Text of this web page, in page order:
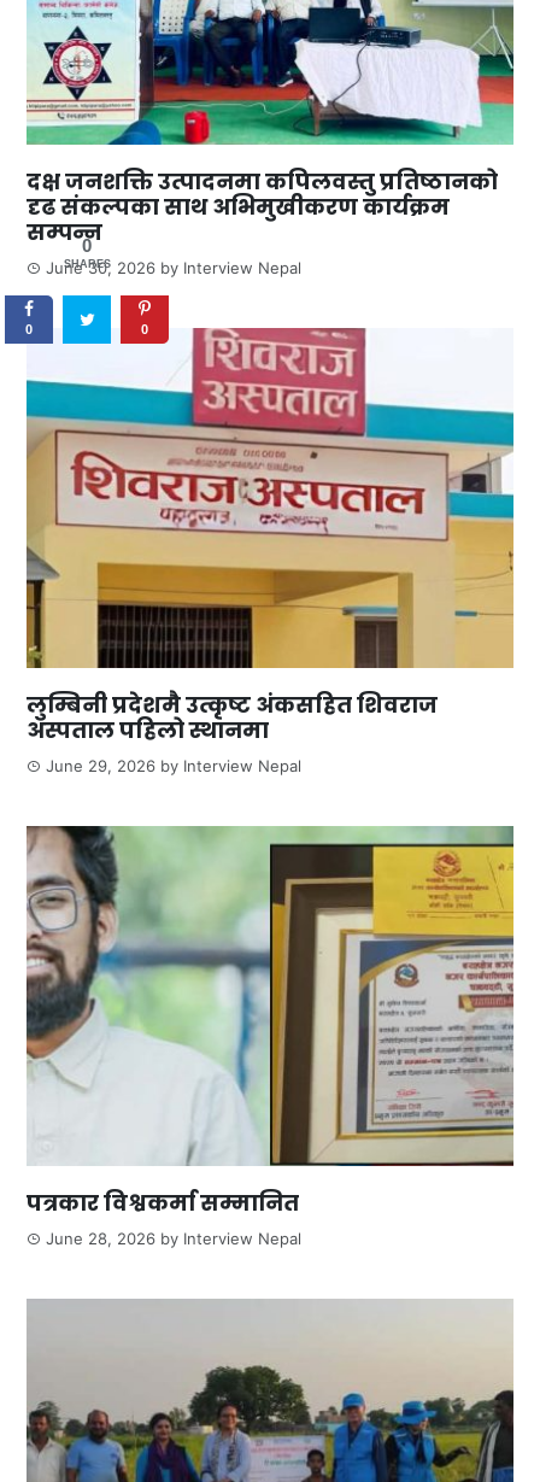
दक्ष जनशक्ति उत्पादनमा कपिलवस्तु प्रतिष्ठानको
दृढ संकल्पका साथ अभिमुखीकरण कार्यक्रम
सम्पन्न
June 30, 2026 by Interview Nepal
लुम्बिनी प्रदेशमै उत्कृष्ट अंकसहित शिवराज
अस्पताल पहिलो स्थानमा
June 29, 2026 by Interview Nepal
पत्रकार विश्वकर्मा सम्मानित
June 28, 2026 by Interview Nepal
0
SHARES
0 0